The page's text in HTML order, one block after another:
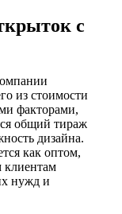
с
из стоимости
факторами,
общий тираж
дизайна.
как оптом,
клиентам
нужд и